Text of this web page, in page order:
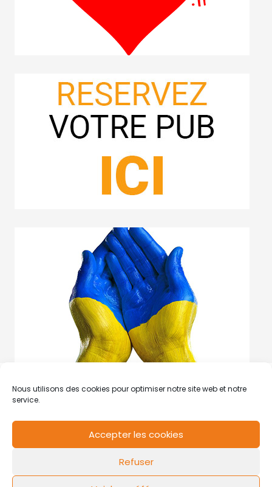
Nous utilisons des cookies pour optimiser notre site web et notre
service.
Accepter les cookies
Refuser
Mentions légales Politique de cookies
FLOW44